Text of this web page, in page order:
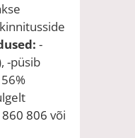
-
-püsib
806 või